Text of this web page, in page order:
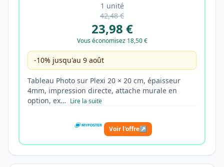
1 unité
42,48 €
23,98 €
Vous économisez 18,50 €
-10% jusqu'au 9 août
Tableau Photo sur Plexi 20 × 20 cm, épaisseur
4mm, impression directe, attache murale en
option, ex… Lire la suite
Voir l'offre↗